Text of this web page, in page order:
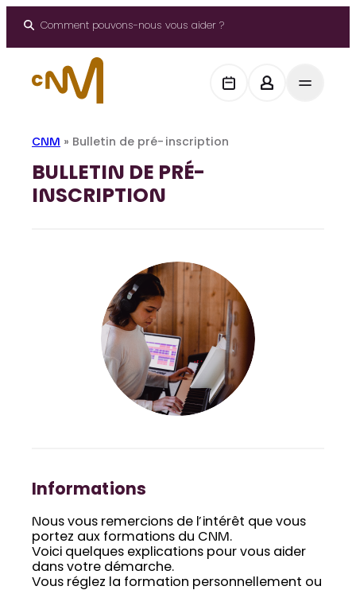
Panneau de gestion des cookies
Comment pouvons-nous vous aider ?
CNM » Bulletin de pré-inscription
BULLETIN DE PRÉ-
INSCRIPTION
Informations
Nous vous remercions de l’intérêt que vous
portez aux formations du CNM.
Voici quelques explications pour vous aider
dans votre démarche.
Vous réglez la formation personnellement ou